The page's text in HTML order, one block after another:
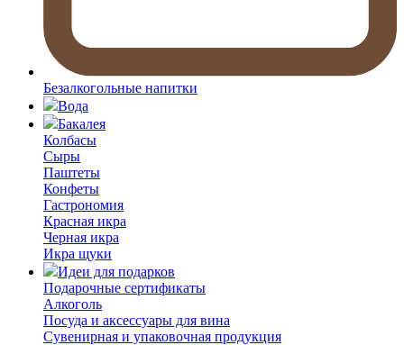
Безалкогольные напитки
Вода
Бакалея
Колбасы
Сыры
Паштеты
Конфеты
Гастрономия
Красная икра
Черная икра
Икра щуки
Идеи для подарков
Подарочные сертификаты
Алкоголь
Посуда и аксессуары для вина
Сувенирная и упаковочная продукция